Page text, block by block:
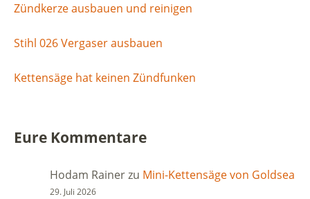
Zündkerze ausbauen und reinigen
Stihl 026 Vergaser ausbauen
Kettensäge hat keinen Zündfunken
Eure Kommentare
Hodam Rainerzu Mini-Kettensäge von Goldsea
29. Juli 2026